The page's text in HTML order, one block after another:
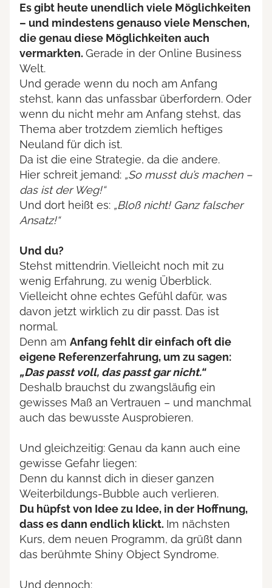
Es gibt heute unendlich viele Möglichkeiten
– und mindestens genauso viele Menschen,
die genau diese Möglichkeiten auch
vermarkten. Gerade in der Online Business
Welt.
Und gerade wenn du noch am Anfang
stehst, kann das unfassbar überfordern. Oder
wenn du nicht mehr am Anfang stehst, das
Thema aber trotzdem ziemlich heftiges
Neuland für dich ist.
Da ist die eine Strategie, da die andere.
Hier schreit jemand: „So musst du’s machen –
das ist der Weg!“
Und dort heißt es: „Bloß nicht! Ganz falscher
Ansatz!“
Und du?
Stehst mittendrin. Vielleicht noch mit zu
wenig Erfahrung, zu wenig Überblick.
Vielleicht ohne echtes Gefühl dafür, was
davon jetzt wirklich zu dir passt. Das ist
normal.
Denn am Anfang fehlt dir einfach oft die
eigene Referenzerfahrung, um zu sagen:
„Das passt voll, das passt gar nicht.“
Deshalb brauchst du zwangsläufig ein
gewisses Maß an Vertrauen – und manchmal
auch das bewusste Ausprobieren.
Und gleichzeitig: Genau da kann auch eine
gewisse Gefahr liegen:
Denn du kannst dich in dieser ganzen
Weiterbildungs-Bubble auch verlieren.
Du hüpfst von Idee zu Idee, in der Hoffnung,
dass es dann endlich klickt. Im nächsten
Kurs, dem neuen Programm, da grüßt dann
das berühmte Shiny Object Syndrome.
Und dennoch: